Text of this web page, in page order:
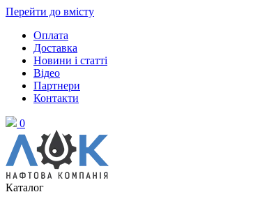
Перейти до вмісту
Оплата
Доставка
Новини і статті
Відео
Партнери
Контакти
0
Каталог